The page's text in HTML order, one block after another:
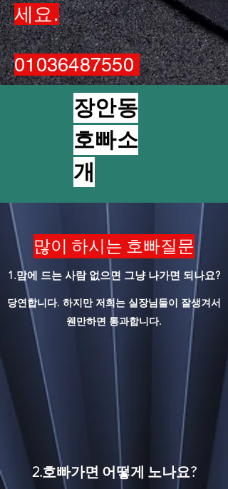
세요.
01036487550
장안동
호빠소
개
많이 하시는 호빠질문
1.맘에 드는 사람 없으면 그냥 나가면 되나요?
당연합니다. 하지만 저희는 실장님들이 잘생겨서
웬만하면 통과합니다.
2.호빠가면 어떻게 노나요?